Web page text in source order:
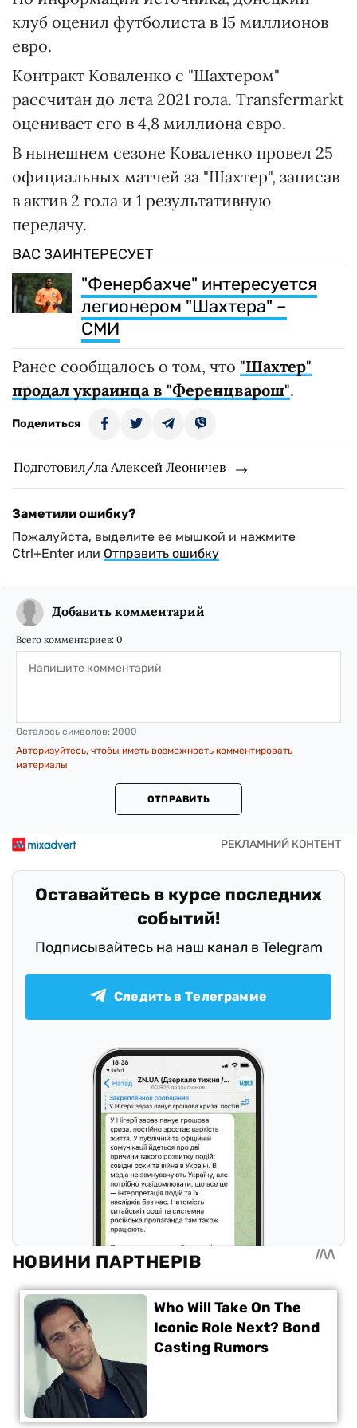
клуб оценил футболиста в 15 миллионов
евро.
Контракт Коваленко с "Шахтером"
рассчитан до лета 2021 гола. Тransfermarkt
оценивает его в 4,8 миллиона евро.
В нынешнем сезоне Коваленко провел 25
официальных матчей за "Шахтер", записав
в актив 2 гола и 1 результативную
передачу.
ВАС ЗАИНТЕРЕСУЕТ
"Фенербахче" интересуется
легионером "Шахтера" –
СМИ
Ранее сообщалось о том, что "Шахтер"
продал украинца в "Ференцварош".
Поделиться
Подготовил/ла Алексей Леоничев
Заметили ошибку?
Пожалуйста, выделите ее мышкой и нажмите
Ctrl+Enter или Отправить ошибку
Добавить комментарий
Всего комментариев: 0
Осталось символов: 2000
Авторизуйтесь, чтобы иметь возможность комментировать
материалы
ОТПРАВИТЬ
Оставайтесь в курсе последних
событий!
Подписывайтесь на наш канал в Telegram
Следить в Телеграмме